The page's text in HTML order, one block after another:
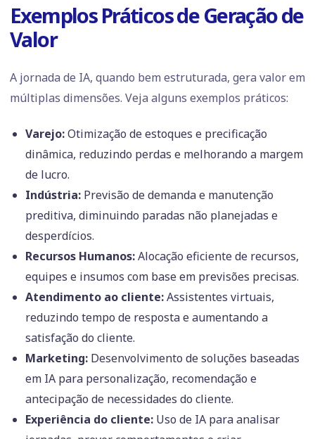
Exemplos Práticos de Geração de
Valor
A jornada de IA, quando bem estruturada, gera valor em
múltiplas dimensões. Veja alguns exemplos práticos:
Varejo:Otimização de estoques e precificação
dinâmica, reduzindo perdas e melhorando a margem
de lucro.
Indústria:Previsão de demanda e manutenção
preditiva, diminuindo paradas não planejadas e
desperdícios.
Recursos Humanos:Alocação eficiente de recursos,
equipes e insumos com base em previsões precisas.
Atendimento ao cliente:Assistentes virtuais,
reduzindo tempo de resposta e aumentando a
satisfação do cliente.
Marketing:Desenvolvimento de soluções baseadas
em IA para personalização, recomendação e
antecipação de necessidades do cliente.
Experiência do cliente:Uso de IA para analisar